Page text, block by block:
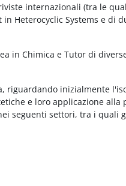
internazionali (tra le
Heterocyclic Systems e di
in Chimica e Tutor di
riguardando inizialmente
e loro applicazione alla
seguenti settori, tra i